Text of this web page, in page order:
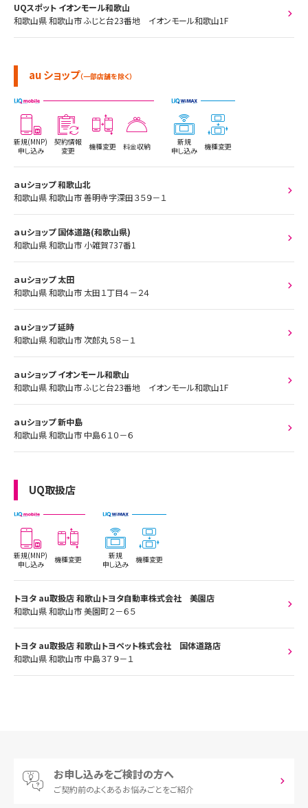
UQスポット イオンモール和歌山
和歌山県 和歌山市 ふじと台23番地 イオンモール和歌山1F
au ショップ（一部店舗を除く）
新規(MNP)
申し込み
契約情報
変更
機種変更 料金収納
新規
申し込み
機種変更
ａｕショップ 和歌山北
和歌山県 和歌山市 善明寺字深田３５９－１
ａｕショップ 国体道路(和歌山県)
和歌山県 和歌山市 小雑賀737番1
ａｕショップ 太田
和歌山県 和歌山市 太田１丁目４－２４
ａｕショップ 延時
和歌山県 和歌山市 次郎丸５８－１
ａｕショップ イオンモール和歌山
和歌山県 和歌山市 ふじと台23番地 イオンモール和歌山1F
ａｕショップ 新中島
和歌山県 和歌山市 中島６１０－６
UQ取扱店
新規(MNP)
申し込み
機種変更
新規
申し込み
機種変更
トヨタ au取扱店 和歌山トヨタ自動車株式会社 美園店
和歌山県 和歌山市 美園町２－６５
トヨタ au取扱店 和歌山トヨペット株式会社 国体道路店
和歌山県 和歌山市 中島３７９－１
お申し込みをご検討の方へ
ご契約前のよくあるお悩みごとをご紹介